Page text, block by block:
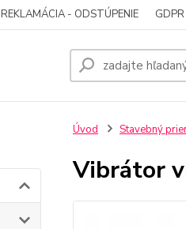
REKLAMÁCIA - ODSTÚPENIE GDPR
Úvod Stavebný
Vibrátor